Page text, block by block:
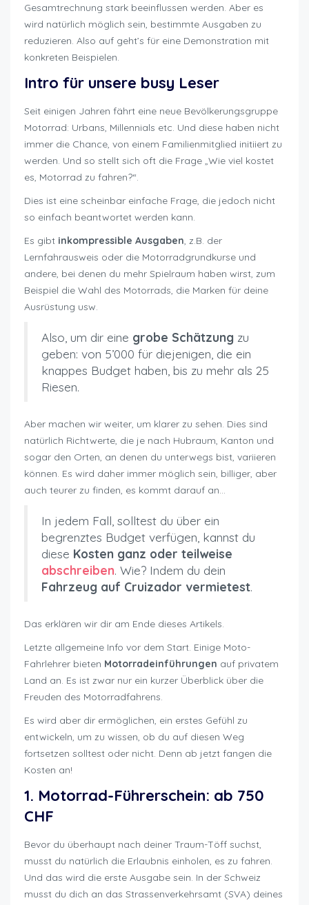
Gesamtrechnung stark beeinflussen werden. Aber es
wird natürlich möglich sein, bestimmte Ausgaben zu
reduzieren. Also auf geht’s für eine Demonstration mit
konkreten Beispielen.
Intro für unsere busy Leser
Seit einigen Jahren fährt eine neue Bevölkerungsgruppe
Motorrad: Urbans, Millennials etc. Und diese haben nicht
immer die Chance, von einem Familienmitglied initiiert zu
werden. Und so stellt sich oft die Frage „Wie viel kostet
es, Motorrad zu fahren?“.
Dies ist eine scheinbar einfache Frage, die jedoch nicht
so einfach beantwortet werden kann.
Es gibt inkompressible Ausgaben, z.B. der
Lernfahrausweis oder die Motorradgrundkurse und
andere, bei denen du mehr Spielraum haben wirst, zum
Beispiel die Wahl des Motorrads, die Marken für deine
Ausrüstung usw.
Also, um dir eine grobe Schätzung zu
geben: von 5’000 für diejenigen, die ein
knappes Budget haben, bis zu mehr als 25
Riesen.
Aber machen wir weiter, um klarer zu sehen. Dies sind
natürlich Richtwerte, die je nach Hubraum, Kanton und
sogar den Orten, an denen du unterwegs bist, variieren
können. Es wird daher immer möglich sein, billiger, aber
auch teurer zu finden, es kommt darauf an…
In jedem Fall, solltest du über ein
begrenztes Budget verfügen, kannst du
diese Kosten ganz oder teilweise
abschreiben. Wie? Indem du dein
Fahrzeug auf Cruizador vermietest.
Das erklären wir dir am Ende dieses Artikels.
Letzte allgemeine Info vor dem Start. Einige Moto-
Fahrlehrer bieten Motorradeinführungen auf privatem
Land an. Es ist zwar nur ein kurzer Überblick über die
Freuden des Motorradfahrens.
Es wird aber dir ermöglichen, ein erstes Gefühl zu
entwickeln, um zu wissen, ob du auf diesen Weg
fortsetzen solltest oder nicht. Denn ab jetzt fangen die
Kosten an!
1. Motorrad-Führerschein: ab 750
CHF
Bevor du überhaupt nach deiner Traum-Töff suchst,
musst du natürlich die Erlaubnis einholen, es zu fahren.
Und das wird die erste Ausgabe sein. In der Schweiz
musst du dich an das Strassenverkehrsamt (SVA) deines